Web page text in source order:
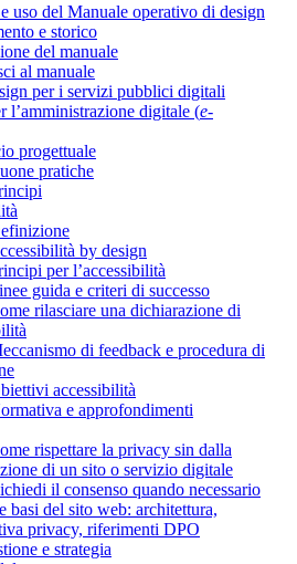
uso del Manuale operativo di design
e storico
del manuale
al manuale
per i servizi pubblici digitali
l’amministrazione digitale (e-
progettuale
pratiche
by design
per l’accessibilità
guida e criteri di successo
rilasciare una dichiarazione di
di feedback e procedura di
accessibilità
e approfondimenti
rispettare la privacy sin dalla
di un sito o servizio digitale
il consenso quando necessario
basi del sito web: architettura,
privacy, riferimenti DPO
e strategia